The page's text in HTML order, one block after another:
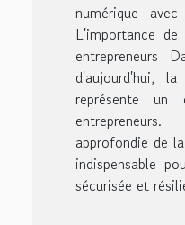
numérique
L'importance
entrepreneurs
d'aujourd'hui,
représente
approfondie de
indispensable
sécurisée et